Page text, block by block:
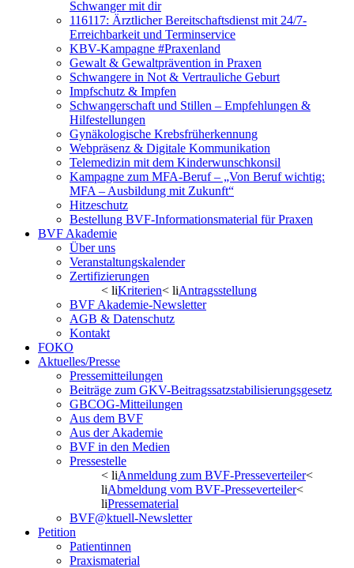
Schwanger mit dir
116117: Ärztlicher Bereitschaftsdienst mit 24/7-
Erreichbarkeit und Terminservice
KBV-Kampagne #Praxenland
Gewalt & Gewaltprävention in Praxen
Schwangere in Not & Vertrauliche Geburt
Impfschutz & Impfen
Schwangerschaft und Stillen – Empfehlungen &
Hilfestellungen
Gynäkologische Krebsfrüherkennung
Webpräsenz & Digitale Kommunikation
Telemedizin mit dem Kinderwunschkonsil
Kampagne zum MFA-Beruf – „Von Beruf wichtig:
MFA – Ausbildung mit Zukunft“
Hitzeschutz
Bestellung BVF-Informationsmaterial für Praxen
BVF Akademie
Über uns
Veranstaltungskalender
Zertifizierungen
< liKriterien< liAntragsstellung
BVF Akademie-Newsletter
AGB & Datenschutz
Kontakt
FOKO
Aktuelles/Presse
Pressemitteilungen
Beiträge zum GKV-Beitragssatzstabilisierungsgesetz
GBCOG-Mitteilungen
Aus dem BVF
Aus der Akademie
BVF in den Medien
Pressestelle
< liAnmeldung zum BVF-Presseverteiler<
liAbmeldung vom BVF-Presseverteiler<
liPressematerial
BVF@ktuell-Newsletter
Petition
Patientinnen
Praxismaterial